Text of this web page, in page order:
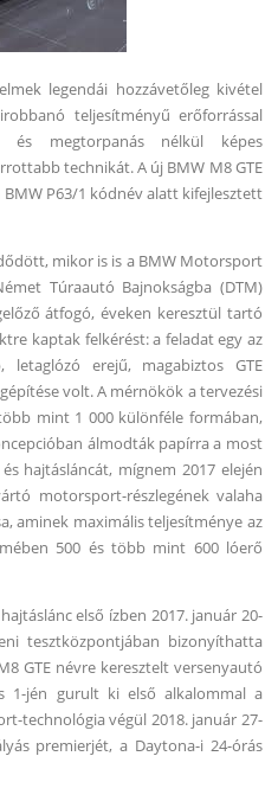
legendái hozzávetőleg kivétel
teljesítményű erőforrással
és megtorpanás nélkül képes
technikát. A új BMW M8 GTE
P63/1 kódnév alatt kifejlesztett
mikor is is a BMW Motorsport
Túraautó Bajnokságba (DTM)
átfogó, éveken keresztül tartó
kaptak felkérést: a feladat egy az
letaglózó erejű, magabiztos GTE
volt. A mérnökök a tervezési
mint 1 000 különféle formában,
álmodták papírra a most
hajtásláncát, mígnem 2017 elején
motorsport-részlegének valaha
aminek maximális teljesítménye az
500 és több mint 600 lóerő
első ízben 2017. január 20-
tesztközpontjában bizonyíthatta
GTE névre keresztelt versenyautó
1-jén gurult ki első alkalommal a
technológia végül 2018. január 27-
premierjét, a Daytona-i 24-órás